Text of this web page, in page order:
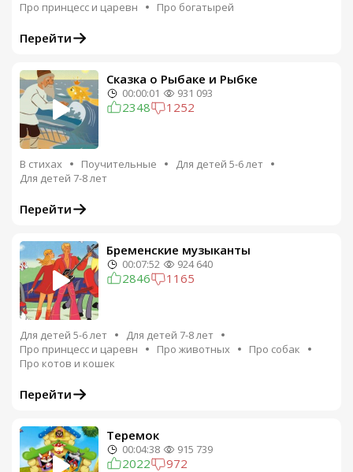
Про принцесс и царевн Про богатырей
Перейти
Сказка о Рыбаке и Рыбке
00:00:01 931 093
2348 1252
В стихах Поучительные
Для детей 5-6 лет
Для детей 7-8 лет
Перейти
Бременские музыканты
00:07:52 924 640
2846 1165
Для детей 5-6 лет
Для детей 7-8 лет
Про принцесс и царевн
Про животных
Про собак
Про котов и кошек
Перейти
Теремок
00:04:38 915 739
2022 972